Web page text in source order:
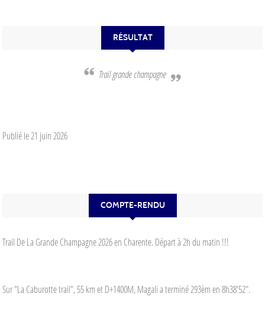
RÉSULTAT
Trail grande champagne
Publié le21 juin 2026
COMPTE-RENDU
Trail De La Grande Champagne 2026 en Charente. Départ à 2h du matin !!!
Sur "La Caburotte trail", 55 km et D+1400M, Magali a terminé 293èm en 8h38'52".